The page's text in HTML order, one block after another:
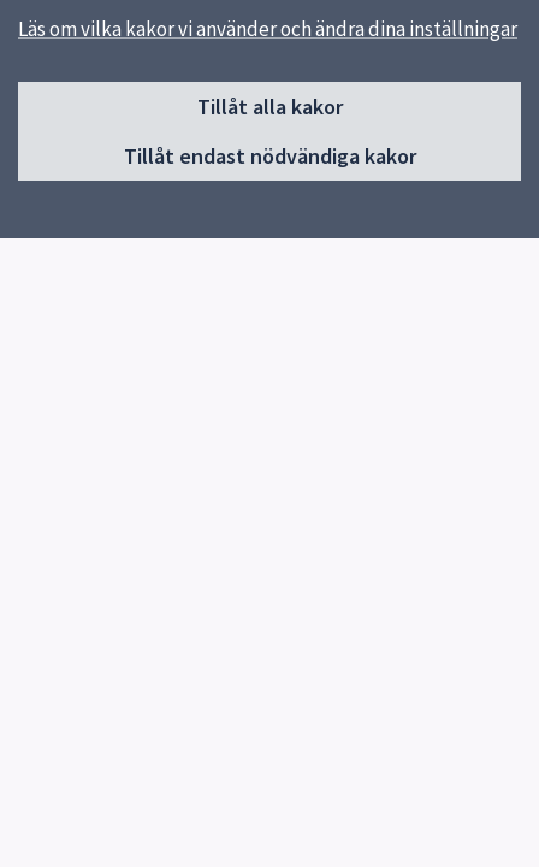
Läs om vilka kakor vi använder och ändra dina inställningar
Tillåt alla kakor
Tillåt endast nödvändiga kakor
Sidfot
Besök museet